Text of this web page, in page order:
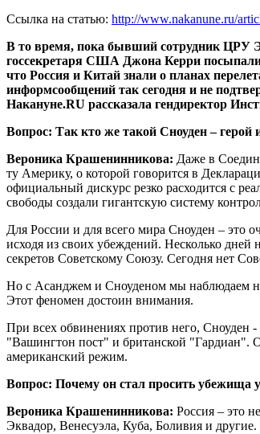
Ссылка на статью: http://www.nakanune.ru/
В то время, пока бывший сотрудник ЦРУ
госсекретаря США Джона Керри
что Россия и Китай знали о планах
информсообщений так сегодня и не
Накануне.RU рассказала гендиректор
Вопрос: Так кто же такой Сноуден – герой
Вероника Крашенинникова: Даже в
ту Америку, о которой говорится в
официальный дискурс резко расходится с
свободы создали гигантскую систему
Для России и для всего мира Сноуден – это
исходя из своих убеждений. Несколько
секретов Советскому Союзу. Сегодня нет
Но с Асанджем и Сноуденом мы наблюдаем
Этот феномен достоин внимания.
При всех обвинениях против него, Сноуден -
"Вашингтон пост" и британской "Гардиан".
американский режим.
Вопрос: Почему он стал просить убежища
Вероника Крашенинникова: Россия – это
Эквадор, Венесуэла, Куба, Боливия и другие.